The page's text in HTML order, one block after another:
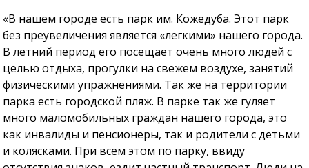
«В нашем городе есть парк им. Кожедуба. Этот парк
без преувеличения является «легкими» нашего города.
В летний период его посещает очень много людей с
целью отдыха, прогулки на свежем воздухе, занятий
физическими упражнениями. Так же на территории
парка есть городской пляж. В парке так же гуляет
много маломобильных граждан нашего города, это
как инвалиды и пенсионеры, так и родители с детьми
и колясками. При всем этом по парку, ввиду